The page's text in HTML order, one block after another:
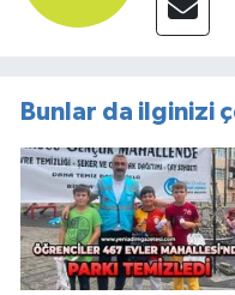
Bunlar da ilginizi